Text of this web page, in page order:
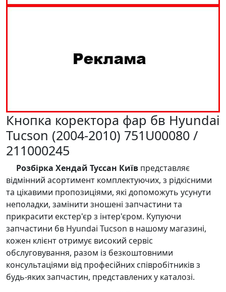
Кнопка коректора фар бв Hyundai
Tucson (2004-2010) 751U00080 /
211000245
Розбірка Хендай Туссан Київ представляє
відмінний асортимент комплектуючих, з рідкісними
та цікавими пропозиціями, які допоможуть усунути
неполадки, замінити зношені запчастини та
прикрасити екстер'єр з інтер'єром. Купуючи
запчастини бв Hyundai Tucson в нашому магазині,
кожен клієнт отримує високий сервіс
обслуговування, разом із безкоштовними
консультаціями від професійних співробітників з
будь-яких запчастин, представлених у каталозі.